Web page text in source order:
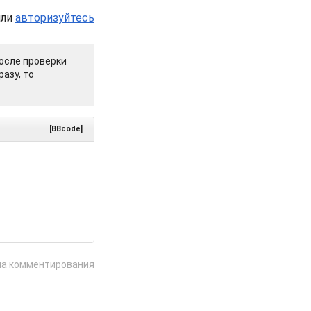
авторизуйтесь
проверки
то
[BBcode]
комментирования